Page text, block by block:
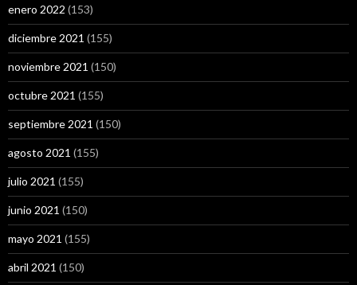
enero 2022 (153)
diciembre 2021 (155)
noviembre 2021 (150)
octubre 2021 (155)
septiembre 2021 (150)
agosto 2021 (155)
julio 2021 (155)
junio 2021 (150)
mayo 2021 (155)
abril 2021 (150)